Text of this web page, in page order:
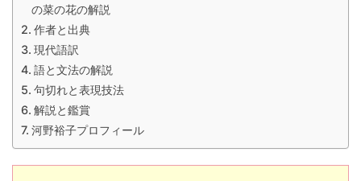
の菜の花の解説
作者と出典
現代語訳
語と文法の解説
句切れと表現技法
解説と鑑賞
河野裕子プロフィール